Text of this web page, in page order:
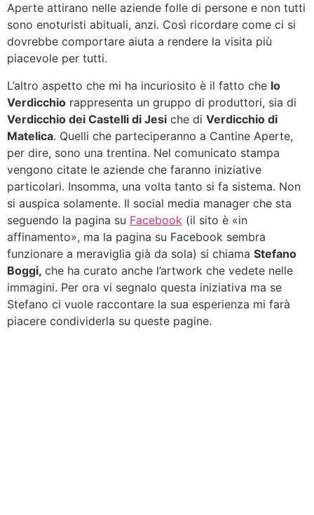
Aperte attirano nelle aziende folle di persone e non tutti
sono enoturisti abituali, anzi. Così ricordare come ci si
dovrebbe comportare aiuta a rendere la visita più
piacevole per tutti.
L’altro aspetto che mi ha incuriosito è il fatto che Io
Verdicchio rappresenta un gruppo di produttori, sia di
Verdicchio dei Castelli di Jesi che di Verdicchio di
Matelica. Quelli che parteciperanno a Cantine Aperte,
per dire, sono una trentina. Nel comunicato stampa
vengono citate le aziende che faranno iniziative
particolari. Insomma, una volta tanto si fa sistema. Non
si auspica solamente. Il social media manager che sta
seguendo la pagina su Facebook (il sito è «in
affinamento», ma la pagina su Facebook sembra
funzionare a meraviglia già da sola) si chiama Stefano
Boggi, che ha curato anche l’artwork che vedete nelle
immagini. Per ora vi segnalo questa iniziativa ma se
Stefano ci vuole raccontare la sua esperienza mi farà
piacere condividerla su queste pagine.